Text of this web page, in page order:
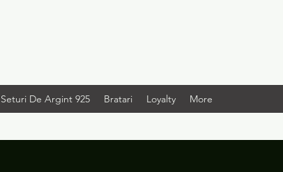
Seturi De Argint 925 Bratari Loyalty More